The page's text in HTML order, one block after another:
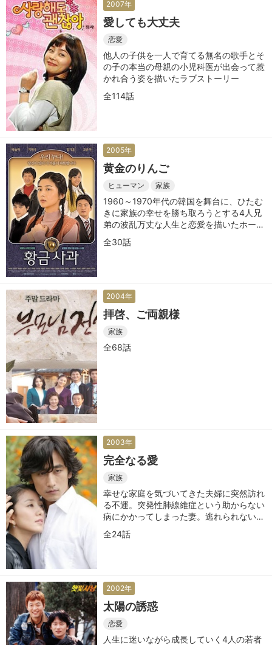
2007年
愛しても大丈夫
恋愛
他人の子供を一人で育てる無名の歌手とそ
の子の本当の母親の小児科医が出会って惹
かれ合う姿を描いたラブストーリー
全114話
2005年
黄金のりんご
ヒューマン 家族
1960～1970年代の韓国を舞台に、ひたむ
きに家族の幸せを勝ち取ろうとする4人兄
弟の波乱万丈な人生と恋愛を描いたホーム
ドラマ
全30話
2004年
拝啓、ご両親様
家族
全68話
2003年
完全なる愛
家族
幸せな家庭を気づいてきた夫婦に突然訪れ
る不運。突発性肺線維症という助からない
病にかかってしまった妻。逃れられない運
命を前に描かれる夫婦の愛の形
全24話
2002年
太陽の誘惑
恋愛
人生に迷いながら成長していく4人の若者